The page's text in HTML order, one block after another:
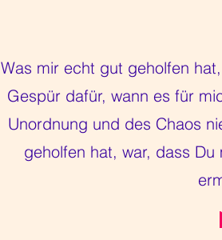
Was mir echt gut geholfen
Gespür dafür, wann es für
Unordnung und des Chaos
geholfen hat, war, dass